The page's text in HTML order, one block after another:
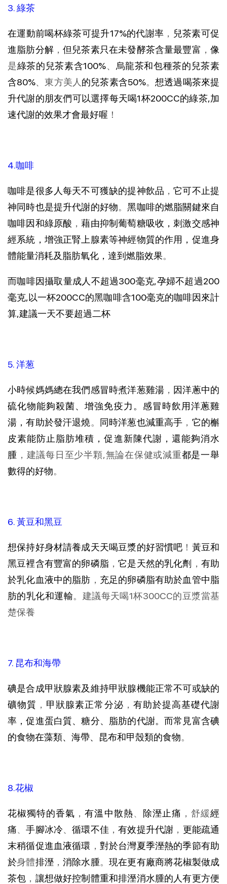
3. 綠茶
在運動前喝杯綠茶可提升17%的代謝率 ， 兒茶素可促
進脂肪分解，但兒茶素只在未發酵茶含量最豐富 ，像
是綠茶的兒茶素含100%、 烏龍茶和包種茶的兒茶素
含80%、東方美人 的兒茶素含50%。想透過喝茶來提
升代謝的朋友們可以選擇每天喝1杯200CC的綠茶,加
速代謝的效果才會最好喔 ！
4.咖啡
咖啡是很多人每天不可獲缺的提神飲品 ，它可不止提
神同時也是提升代謝的好物。黑咖啡的燃脂關鍵來自
咖啡因和綠原酸 ，藉由抑制葡萄糖吸收，刺激交感神
經系統，增強正腎上腺素等神經物質的作用，促進身
體能量消耗及脂肪氧化，達到燃脂效果。
而咖啡因攝取量成人不超過300毫克,孕婦不超過200
毫克,以一杯200CC的黑咖啡含100毫克的咖啡因來計
算,建議一天不要超過二杯
5. 洋葱
小時候媽媽總在我們感冒時煮洋葱雞湯 ， 因洋蔥中的
硫化物能夠殺菌、增強免疫力。感冒時飲用洋蔥雞
湯，有助於發汗退燒。 同時洋葱也減重高手 ， 它的槲
皮素能防止脂肪堆積，促進新陳代謝，還能夠消水
腫 ，建議每日至少半顆,無論在保健或減重都是一舉
數得的好物。
6. 黃豆和黑豆
想保持好身材請養成天天喝豆漿的好習慣吧 ！ 黃豆和
黑豆裡含有豐富的卵磷脂 ，它是天然的乳化劑 ， 有助
於乳化血液中的脂肪 ， 充足的卵磷脂有助於血管中脂
肪的乳化和運輸。建議每天喝1杯300CC的豆漿當基
楚保養
7. 昆布和海帶
碘是合成甲狀腺素及維持甲狀腺機能正常不可或缺的
礦物質 ， 甲狀腺素正常分泌 ， 有助於提高基礎代謝
率，促進蛋白質、糖分、脂肪的代謝。而常見富含碘
的食物在藻類、海帶、昆布和甲殼類的食物。
8.花椒
花椒獨特的香氣 ，有溫中散熱、 除溼止痛 ，舒緩經
痛、手腳冰冷、循環不佳 ，有效提升代謝 ， 更能疏通
末稍循促進血液循環 ， 對於台灣夏季溼熱的季節有助
於身體排溼，消除水腫。現在更有廠商將花椒製做成
茶包 ， 讓想做好控制體重和排溼消水腫的人有更方便